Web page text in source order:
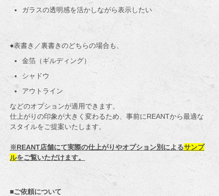
ガラスの透明感を活かしながら表示したい
●表書き／裏書きのどちらの場合も、
金箔（ギルディング）
シャドウ
アウトライン
などのオプションが適用できます。
仕上がりの印象が大きく変わるため、事前にREANTから最適な
スタイルをご提案いたします。
※REANT店舗にて実際の仕上がりやオプション別によるサンプ
ルをご覧いただけます。
■ご依頼について